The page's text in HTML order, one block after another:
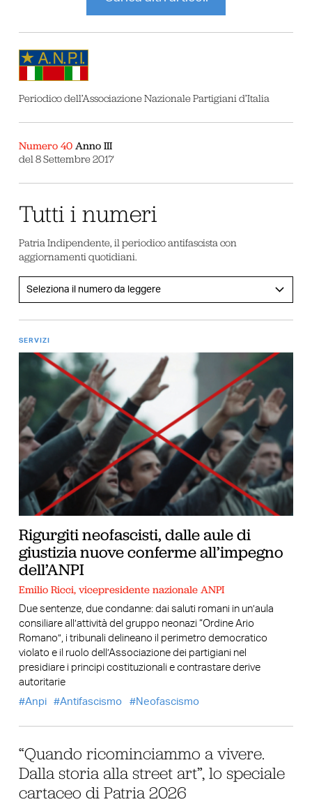
Periodico dell’Associazione Nazionale Partigiani d’Italia
Numero 40Anno III
del 8 Settembre 2017
Tutti i numeri
Patria Indipendente, il periodico antifascista con
aggiornamenti quotidiani.
SERVIZI
Rigurgiti neofascisti, dalle aule di
giustizia nuove conferme all’impegno
dell’ANPI
Emilio Ricci, vicepresidente nazionale ANPI
Due sentenze, due condanne: dai saluti romani in un’aula
consiliare all’attività del gruppo neonazi “Ordine Ario
Romano”, i tribunali delineano il perimetro democratico
violato e il ruolo dell’Associazione dei partigiani nel
presidiare i principi costituzionali e contrastare derive
autoritarie
Anpi
Antifascismo Neofascismo
“Quando ricominciammo a vivere.
Dalla storia alla street art”, lo speciale
cartaceo di Patria 2026